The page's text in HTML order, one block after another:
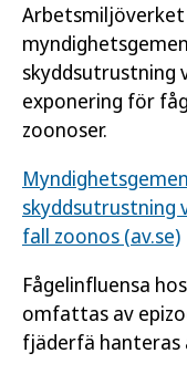
skyddsutrustning
exponering för
zoonoser.
skyddsutrustning
fall zoonos (av.se)
Fågelinfluensa
omfattas av
fjäderfä hanteras